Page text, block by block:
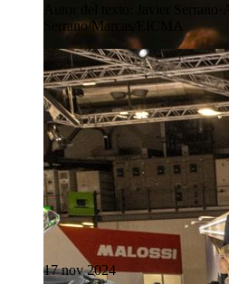
Serrano/Marcas/EICMA
17 nov 2024